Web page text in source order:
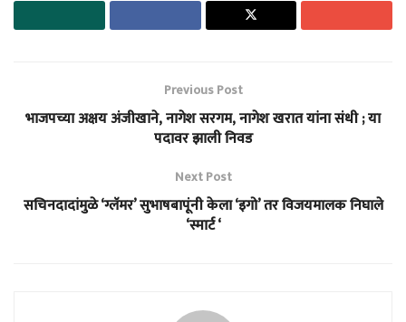
Previous Post
भाजपच्या अक्षय अंजीखाने, नागेश सरगम, नागेश खरात यांना संधी ; या
पदावर झाली निवड
Next Post
सचिनदादांमुळे ‘ग्लॅमर’ सुभाषबापूंनी केला ‘इगो’ तर विजयमालक निघाले
‘स्मार्ट ‘